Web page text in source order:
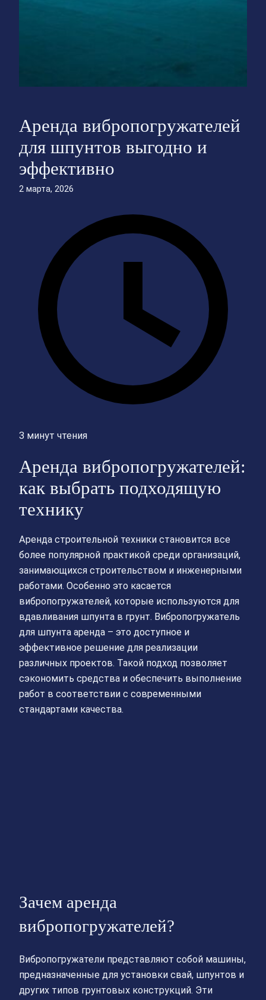
Аренда вибропогружателей
для шпунтов выгодно и
эффективно
2 марта, 2026
3 минут чтения
Аренда вибропогружателей:
как выбрать подходящую
технику
Аренда строительной техники становится все
более популярной практикой среди организаций,
занимающихся строительством и инженерными
работами. Особенно это касается
вибропогружателей, которые используются для
вдавливания шпунта в грунт. Вибропогружатель
для шпунта аренда – это доступное и
эффективное решение для реализации
различных проектов. Такой подход позволяет
сэкономить средства и обеспечить выполнение
работ в соответствии с современными
стандартами качества.
Зачем аренда
вибропогружателей?
Вибропогружатели представляют собой машины,
предназначенные для установки свай, шпунтов и
других типов грунтовых конструкций. Эти